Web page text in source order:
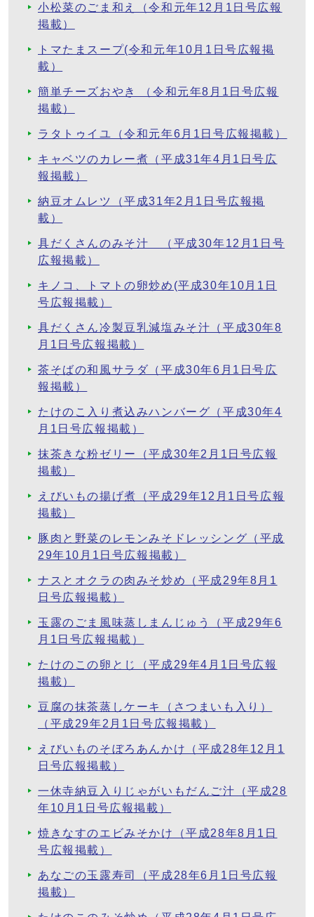
小松菜のごま和え（令和元年12月1日号広報
掲載）
トマたまスープ(令和元年10月1日号広報掲
載）
簡単チーズおやき （令和元年8月1日号広報
掲載）
ラタトゥイユ（令和元年6月1日号広報掲載）
キャベツのカレー煮（平成31年4月1日号広
報掲載）
納豆オムレツ（平成31年2月1日号広報掲
載）
具だくさんのみそ汁 （平成30年12月1日号
広報掲載）
キノコ、トマトの卵炒め(平成30年10月1日
号広報掲載）
具だくさん冷製豆乳減塩みそ汁（平成30年8
月1日号広報掲載）
茶そばの和風サラダ（平成30年6月1日号広
報掲載）
たけのこ入り煮込みハンバーグ（平成30年4
月1日号広報掲載）
抹茶きな粉ゼリー（平成30年2月1日号広報
掲載）
えびいもの揚げ煮（平成29年12月1日号広報
掲載）
豚肉と野菜のレモンみそドレッシング（平成
29年10月1日号広報掲載）
ナスとオクラの肉みそ炒め（平成29年8月1
日号広報掲載）
玉露のごま風味蒸しまんじゅう（平成29年6
月1日号広報掲載）
たけのこの卵とじ（平成29年4月1日号広報
掲載）
豆腐の抹茶蒸しケーキ（さつまいも入り）
（平成29年2月1日号広報掲載）
えびいものそぼろあんかけ（平成28年12月1
日号広報掲載）
一休寺納豆入りじゃがいもだんご汁（平成28
年10月1日号広報掲載）
焼きなすのエビみそかけ（平成28年8月1日
号広報掲載）
あなごの玉露寿司（平成28年6月1日号広報
掲載）